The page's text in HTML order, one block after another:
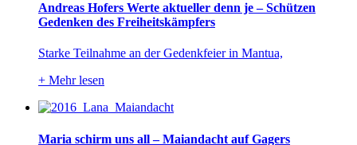
Andreas Hofers Werte aktueller denn je – Schützen
Gedenken des Freiheitskämpfers
Starke Teilnahme an der Gedenkfeier in Mantua,
+ Mehr lesen
Maria schirm uns all – Maiandacht auf Gagers